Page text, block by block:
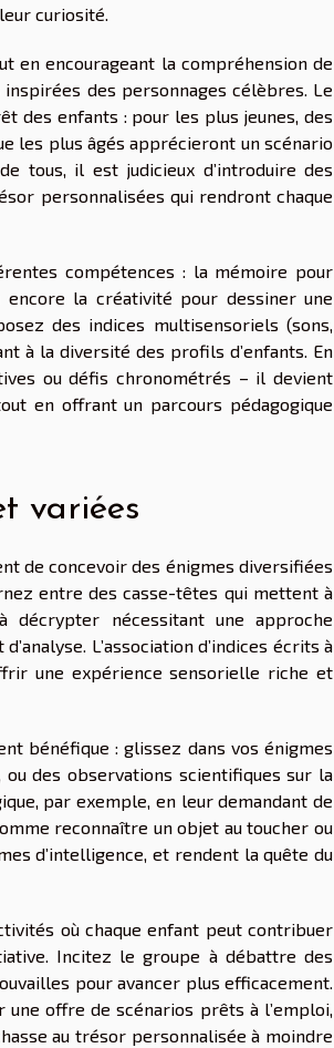
curiosité.
en encourageant la compréhension de
des personnages célèbres. Le
des enfants : pour les plus jeunes, des
les plus âgés apprécieront un scénario
tous, il est judicieux d’introduire des
personnalisées qui rendront chaque
compétences : la mémoire pour
la créativité pour dessiner une
des indices multisensoriels (sons,
à la diversité des profils d’enfants. En
ou défis chronométrés – il devient
en offrant un parcours pédagogique
variées
de concevoir des énigmes diversifiées
entre des casse-têtes qui mettent à
décrypter nécessitant une approche
L’association d’indices écrits à
une expérience sensorielle riche et
bénéfique : glissez dans vos énigmes
des observations scientifiques sur la
par exemple, en leur demandant de
reconnaître un objet au toucher ou
d’intelligence, et rendent la quête du
où chaque enfant peut contribuer
Incitez le groupe à débattre des
pour avancer plus efficacement.
offre de scénarios prêts à l’emploi,
au trésor personnalisée à moindre